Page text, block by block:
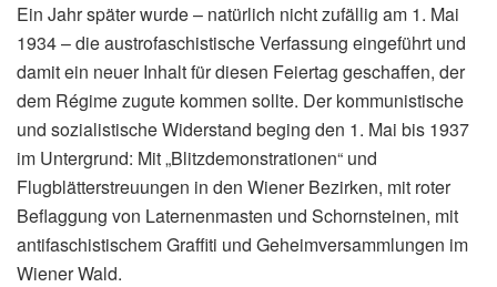
Ein Jahr später wurde – natürlich nicht zufällig am 1. Mai
1934 – die austrofaschistische Verfassung eingeführt und
damit ein neuer Inhalt für diesen Feiertag geschaffen, der
dem Régime zugute kommen sollte. Der kommunistische
und sozialistische Widerstand beging den 1. Mai bis 1937
im Untergrund: Mit „Blitzdemonstrationen“ und
Flugblätterstreuungen in den Wiener Bezirken, mit roter
Beflaggung von Laternenmasten und Schornsteinen, mit
antifaschistischem Graffiti und Geheimversammlungen im
Wiener Wald.